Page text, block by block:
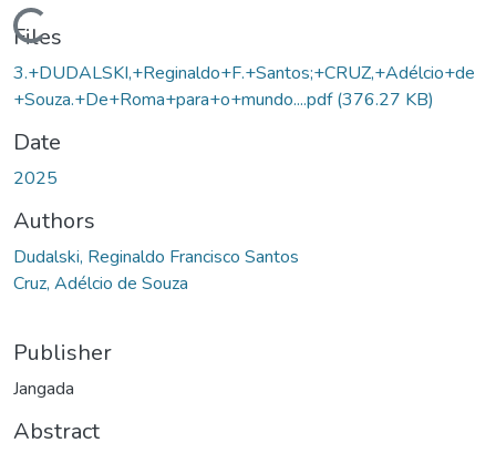
Loading...
Files
3.+DUDALSKI,+Reginaldo+F.+Santos;+CRUZ,+Adélcio+de
+Souza.+De+Roma+para+o+mundo....pdf(376.27 KB)
Date
2025
Authors
Dudalski, Reginaldo Francisco Santos
Cruz, Adélcio de Souza
Publisher
Jangada
Abstract